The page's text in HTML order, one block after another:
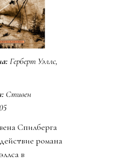
Герберт Уэллс,
Стивен
Спилберга
романа
в